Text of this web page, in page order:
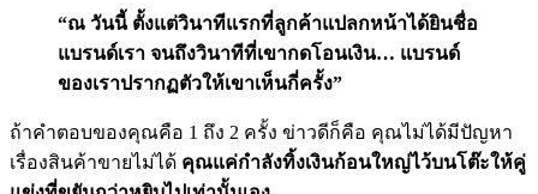
“ณ วันนี้ ตั้งแต่วินาทีแรกที่ลูกค้าแปลกหน้าได้ยินชื่อ
แบรนด์เรา จนถึงวินาทีที่เขากดโอนเงิน… แบรนด์
ของเราปรากฏตัวให้เขาเห็นกี่ครั้ง”
ถ้าคำตอบของคุณคือ 1 ถึง 2 ครั้ง ข่าวดีก็คือ คุณไม่ได้มีปัญหา
เรื่องสินค้าขายไม่ได้ คุณแค่กำลังทิ้งเงินก้อนใหญ่ไว้บนโต๊ะให้คู่